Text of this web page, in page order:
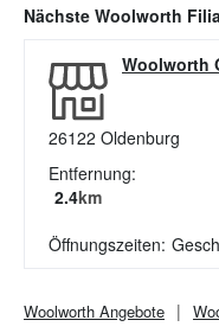
Nächste Woolworth
Woolworth
26122 Oldenburg
Entfernung:
2.4km
Öffnungszeiten:
Woolworth Angebote